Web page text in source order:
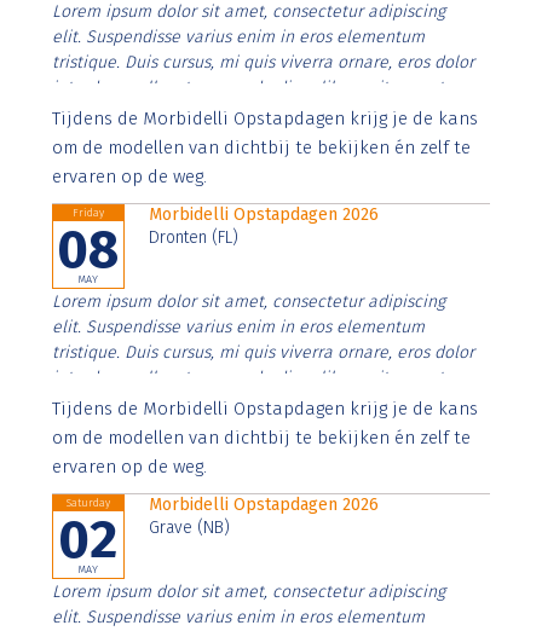
Lorem ipsum dolor sit amet, consectetur adipiscing
elit. Suspendisse varius enim in eros elementum
tristique. Duis cursus, mi quis viverra ornare, eros dolor
interdum nulla, ut commodo diam libero vitae erat.
Aenean faucibus nibh et justo cursus id rutrum lorem
imperdiet. Nunc ut sem vitae risus tristique posuere.
Tijdens de Morbidelli Opstapdagen krijg je de kans
om de modellen van dichtbij te bekijken én zelf te
ervaren op de weg.
Friday
08
MAY
Morbidelli Opstapdagen 2026
Dronten (FL)
Lorem ipsum dolor sit amet, consectetur adipiscing
elit. Suspendisse varius enim in eros elementum
tristique. Duis cursus, mi quis viverra ornare, eros dolor
interdum nulla, ut commodo diam libero vitae erat.
Aenean faucibus nibh et justo cursus id rutrum lorem
imperdiet. Nunc ut sem vitae risus tristique posuere.
Tijdens de Morbidelli Opstapdagen krijg je de kans
om de modellen van dichtbij te bekijken én zelf te
ervaren op de weg.
Saturday
02
MAY
Morbidelli Opstapdagen 2026
Grave (NB)
Lorem ipsum dolor sit amet, consectetur adipiscing
elit. Suspendisse varius enim in eros elementum